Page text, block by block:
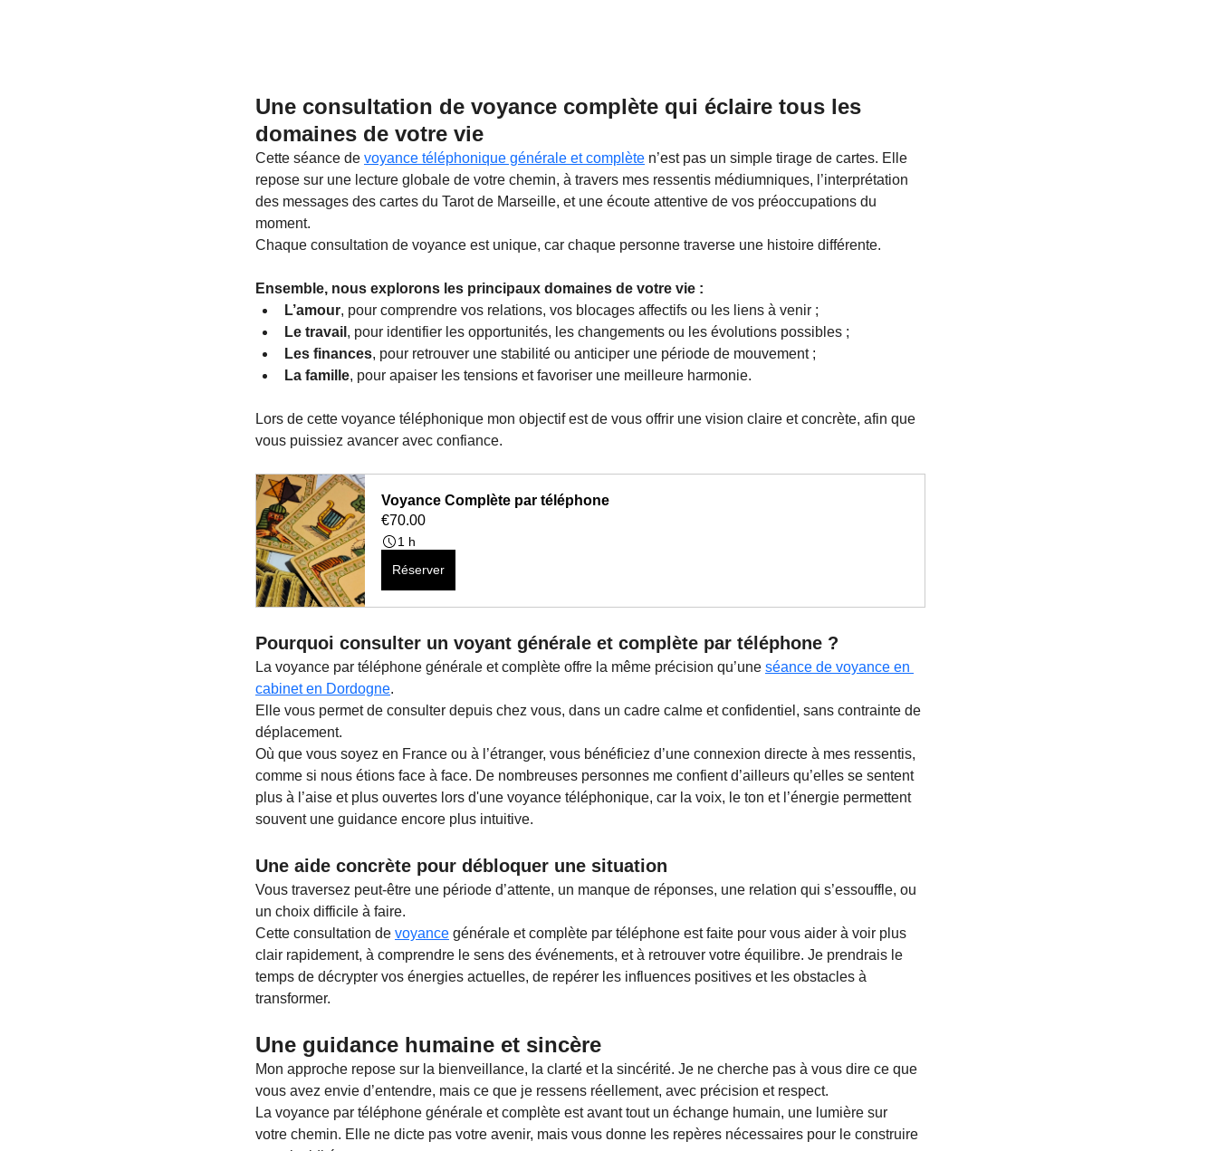
Une consultation de voyance complète qui éclaire tous les
domaines de votre vie
Cette séance de voyance téléphonique générale et complète n’est pas un simple tirage de cartes. Elle
repose sur une lecture globale de votre chemin, à travers mes ressentis médiumniques, l’interprétation
des messages des cartes du Tarot de Marseille, et une écoute attentive de vos préoccupations du
moment.
Chaque consultation de voyance est unique, car chaque personne traverse une histoire différente.
Ensemble, nous explorons les principaux domaines de votre vie :
L’amour, pour comprendre vos relations, vos blocages affectifs ou les liens à venir ;
Le travail , pour identifier les opportunités, les changements ou les évolutions possibles ;
Les finances, pour retrouver une stabilité ou anticiper une période de mouvement ;
La famille, pour apaiser les tensions et favoriser une meilleure harmonie.
Lors de cette voyance téléphonique mon objectif est de vous offrir une vision claire et concrète, afin que
vous puissiez avancer avec confiance.
Voyance Complète par téléphone
€70.00
1 h
Réserver
Pourquoi consulter un voyant générale et complète par téléphone ?
La voyance par téléphone générale et complète offre la même précision qu’une séance de voyance en
cabinet en Dordogne.
Elle vous permet de consulter depuis chez vous, dans un cadre calme et confidentiel, sans contrainte de
déplacement.
Où que vous soyez en France ou à l’étranger, vous bénéficiez d’une connexion directe à mes ressentis,
comme si nous étions face à face. De nombreuses personnes me confient d’ailleurs qu’elles se sentent
plus à l’aise et plus ouvertes lors d'une voyance téléphonique, car la voix, le ton et l’énergie permettent
souvent une guidance encore plus intuitive.
Une aide concrète pour débloquer une situation
Vous traversez peut-être une période d’attente, un manque de réponses, une relation qui s’essouffle, ou
un choix difficile à faire.
Cette consultation de voyance générale et complète par téléphone est faite pour vous aider à voir plus
clair rapidement, à comprendre le sens des événements, et à retrouver votre équilibre. Je prendrais le
temps de décrypter vos énergies actuelles, de repérer les influences positives et les obstacles à
transformer.
Une guidance humaine et sincère
Mon approche repose sur la bienveillance, la clarté et la sincérité. Je ne cherche pas à vous dire ce que
vous avez envie d’entendre, mais ce que je ressens réellement, avec précision et respect.
La voyance par téléphone générale et complète est avant tout un échange humain, une lumière sur
votre chemin. Elle ne dicte pas votre avenir, mais vous donne les repères nécessaires pour le construire